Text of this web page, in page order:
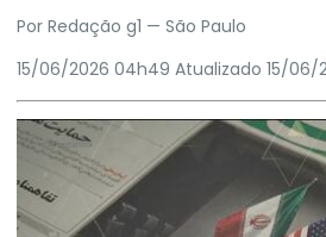
Por Redação g1 — São Paulo
15/06/2026 04h49 Atualizado 15/06/